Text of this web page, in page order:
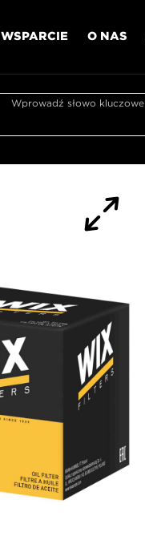
WSPARCIE O NAS
Wprowadź słowo kluczowe